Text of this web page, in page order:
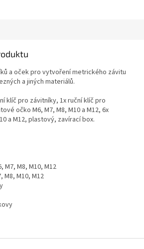
a oček pro vytvoření metrického závitu
a jiných materiálů.
klíč pro závitníky, 1x ruční klíč pro
očko M6, M7, M8, M10 a M12, 6x
a M12, plastový, zavírací box.
M8, M10, M12
M8, M10, M12